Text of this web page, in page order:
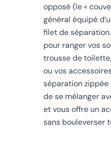
opposé (le «
général équipé
filet de
pour ranger vos
trousse de
ou vos
séparation
de se mélanger
et vous offre un
sans bouleverser